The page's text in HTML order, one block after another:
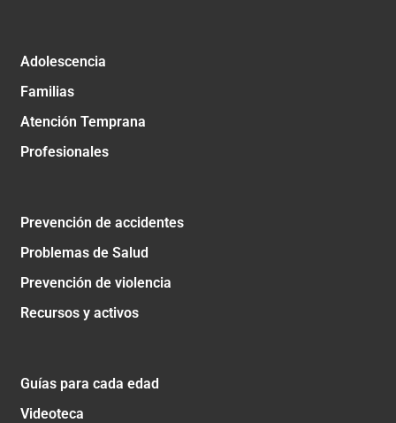
Adolescencia
Familias
Atención Temprana
Profesionales
Prevención de accidentes
Problemas de Salud
Prevención de violencia
Recursos y activos
Guías para cada edad
Videoteca